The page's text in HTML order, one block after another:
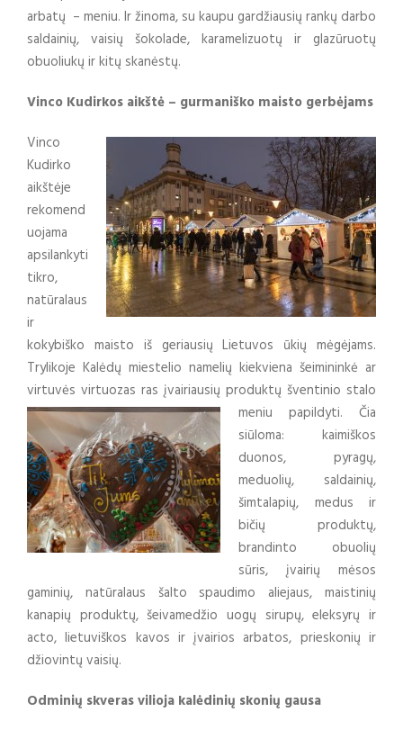
arbatų – meniu. Ir žinoma, su kaupu gardžiausių rankų darbo
saldainių, vaisių šokolade, karamelizuotų ir glazūruotų
obuoliukų ir kitų skanėstų.
Vinco Kudirkos aikštė – gurmaniško maisto gerbėjams
Vinco
Kudirko
aikštėje
rekomend
uojama
apsilankyti
tikro,
natūralaus
ir
kokybiško maisto iš geriausių Lietuvos ūkių mėgėjams.
Trylikoje Kalėdų miestelio namelių kiekviena šeimininkė ar
virtuvės virtuozas ras įvairiausių produktų šventinio stalo
meniu papildyti. Čia
siūloma: kaimiškos
duonos, pyragų,
meduolių, saldainių,
šimtalapių, medus ir
bičių produktų,
brandinto obuolių
sūris, įvairių mėsos
gaminių, natūralaus šalto spaudimo aliejaus, maistinių
kanapių produktų, šeivamedžio uogų sirupų, eleksyrų ir
acto, lietuviškos kavos ir įvairios arbatos, prieskonių ir
džiovintų vaisių.
Odminių skveras vilioja kalėdinių skonių gausa